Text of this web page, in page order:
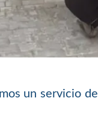
un servicio de